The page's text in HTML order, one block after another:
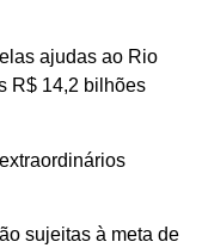
ajudas ao Rio
R$ 14,2 bilhões
sujeitas à meta de